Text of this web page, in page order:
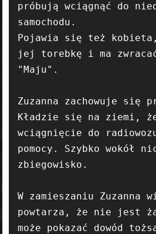
próbują wciągnąć do
samochodu.
Pojawia się też
jej torebkę i ma
"Maju".
Zuzanna zachowuje się
Kładzie się na ziemi,
wciągnięcie do
pomocy. Szybko wokół
zbiegowisko.
W zamieszaniu Zuzanna
powtarza, że nie jest
może pokazać dowód